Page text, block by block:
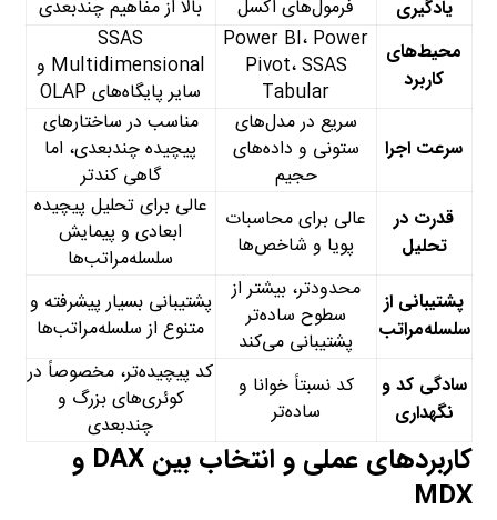
یادگیری
فرمول‌های اکسل
بالا از مفاهیم چندبعدی
محیط‌های
کاربرد
Power BI، Power
Pivot، SSAS
Tabular
SSAS
Multidimensional و
سایر پایگاه‌های OLAP
سرعت اجرا
سریع در مدل‌های
ستونی و داده‌های
حجیم
مناسب در ساختارهای
پیچیده چندبعدی، اما
گاهی کندتر
قدرت در
تحلیل
عالی برای محاسبات
پویا و شاخص‌ها
عالی برای تحلیل پیچیده
ابعادی و پیمایش
سلسله‌مراتب‌ها
پشتیبانی از
سلسله‌مراتب
محدودتر، بیشتر از
سطوح ساده‌تر
پشتیبانی می‌کند
پشتیبانی بسیار پیشرفته و
متنوع از سلسله‌مراتب‌ها
سادگی کد و
نگهداری
کد نسبتاً خوانا و
ساده‌تر
کد پیچیده‌تر، مخصوصاً در
کوئری‌های بزرگ و
چندبعدی
کاربردهای عملی و انتخاب بین DAX و
MDX